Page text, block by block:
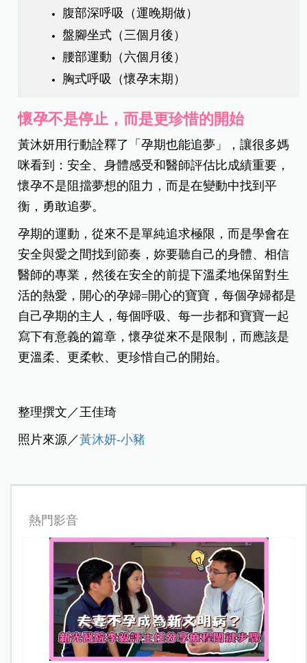
腹部深呼吸（運晚期做）
盤腳坐式（三個月後）
腰部運動（六個月後）
胸式呼吸（懷孕末期）
懷孕不是停止，而是更珍惜的開始
黃沐妍用行動詮釋了「孕期也能追夢」，讓很多媽
咪看到：安全、身體感受和醫師評估比成績重要，
懷孕不是阻擋夢想的阻力，而是在變動中找到平
衡，勇敢追夢。
孕期的運動，從來不是單純追求極限，而是學會在
安全與愛之間找到節奏，妳要聽自己的身體、相信
醫師的專業，然後在安全的前提下溫柔地保留對生
活的熱愛，開心的孕婦=開心的寶寶，每個孕婦都是
自己孕期的主人，每個呼吸、每一步都和寶寶一起
寫下有意義的篇章，懷孕從來不是限制，而應該是
更溫柔、更柔軟、更珍惜自己的開始。
整理撰文／王佳琦
照片來源／黃沐妍-小豬
熱門影音